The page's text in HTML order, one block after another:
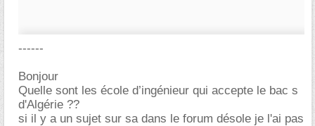
------
Bonjour
Quelle sont les école d’ingénieur qui accepte le bac s
d'Algérie ??
si il y a un sujet sur sa dans le forum désole je l'ai pas